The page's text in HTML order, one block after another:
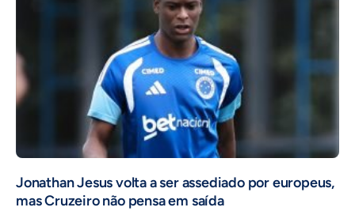
Jonathan Jesus volta a ser assediado por europeus,
mas Cruzeiro não pensa em saída